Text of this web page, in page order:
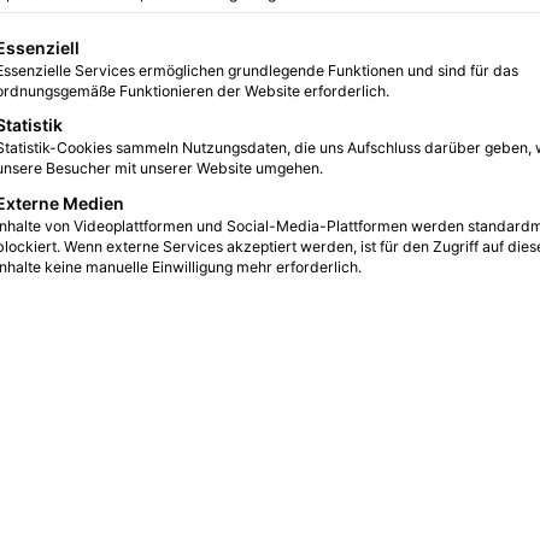
0 22 4 Minuten gelesen
eine Liste der Service-Gruppen, für die eine Einwilligung erteilt
Services ermöglichen grundlegende Funktionen und sind für das
Funktionieren der Website erforderlich.
Cookies sammeln Nutzungsdaten, die uns Aufschluss darüber geben,
Besucher mit unserer Website umgehen.
Medien
von Videoplattformen und Social-Media-Plattformen werden
Wenn externe Services akzeptiert werden, ist für den Zugriff auf
keine manuelle Einwilligung mehr erforderlich.